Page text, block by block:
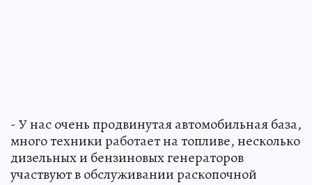
- У нас очень продвинутая автомобильная база,
много техники работает на топливе, несколько
дизельных и бензиновых генераторов
участвуют в обслуживании раскопочной